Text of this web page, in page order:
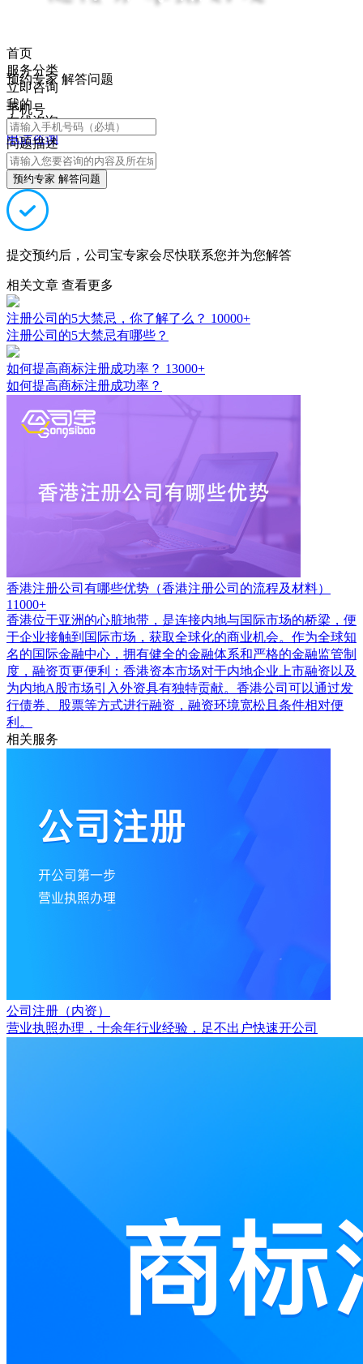
首页
服务分类
立即咨询
我的
在线咨询
电话咨询
预约专家 解答问题
手机号
问题描述
预约专家 解答问题
提交预约后，公司宝专家会尽快联系您并为您解答
相关文章 查看更多
注册公司的5大禁忌，你了解了么？ 10000+
注册公司的5大禁忌有哪些？
如何提高商标注册成功率？ 13000+
如何提高商标注册成功率？
香港注册公司有哪些优势（香港注册公司的流程及材料）
11000+
香港位于亚洲的心脏地带，是连接内地与国际市场的桥梁，便
于企业接触到国际市场，获取全球化的商业机会。作为全球知
名的国际金融中心，拥有健全的金融体系和严格的金融监管制
度，融资页更便利：香港资本市场对于内地企业上市融资以及
为内地A股市场引入外资具有独特贡献。香港公司可以通过发
行债券、股票等方式进行融资，融资环境宽松且条件相对便
利。
相关服务
公司注册（内资）
营业执照办理，十余年行业经验，足不出户快速开公司